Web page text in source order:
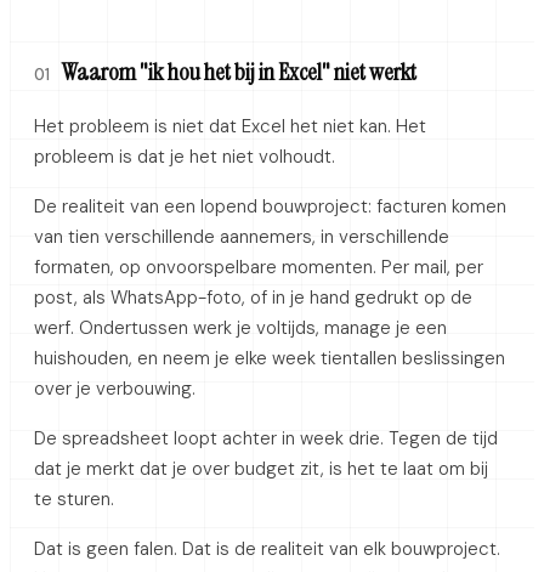
01 Waarom "ik hou het bij in Excel" niet werkt
Het probleem is niet dat Excel het niet kan. Het
probleem is dat je het niet volhoudt.
De realiteit van een lopend bouwproject: facturen komen
van tien verschillende aannemers, in verschillende
formaten, op onvoorspelbare momenten. Per mail, per
post, als WhatsApp-foto, of in je hand gedrukt op de
werf. Ondertussen werk je voltijds, manage je een
huishouden, en neem je elke week tientallen beslissingen
over je verbouwing.
De spreadsheet loopt achter in week drie. Tegen de tijd
dat je merkt dat je over budget zit, is het te laat om bij
te sturen.
Dat is geen falen. Dat is de realiteit van elk bouwproject.